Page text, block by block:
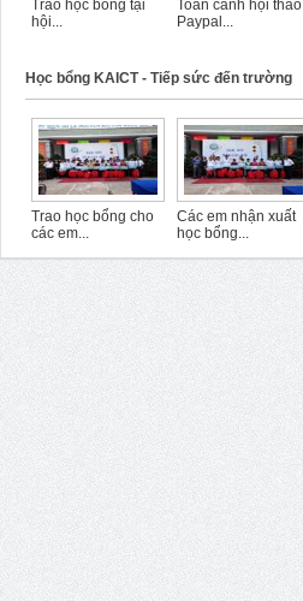
Trao học bổng tại
hội...
Toàn cảnh hội thảo
Paypal...
Học bổng KAICT - Tiếp sức đến trường
Trao học bổng cho
các em...
Các em nhận xuất
học bổng...